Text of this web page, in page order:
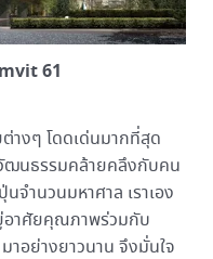
61
างๆ โดดเด่นมากที่สุด
ฒนธรรมคล้ายคลึงกับคน
ำนวนมหาศาล เราเอง
อาศัยคุณภาพร่วมกับ
าอย่างยาวนาน จึงมั่นใจ